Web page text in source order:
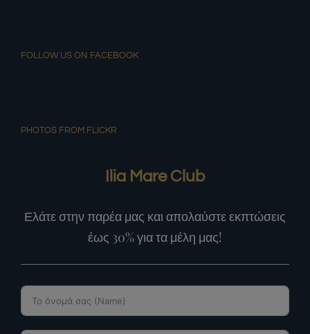
FOLLOW US ON FACEBOOK
PHOTOS FROM FLICKR
Ilia Mare Club
Ελάτε στην παρέα μας και απολαύστε εκπτώσεις
έως 30% για τα μέλη μας!